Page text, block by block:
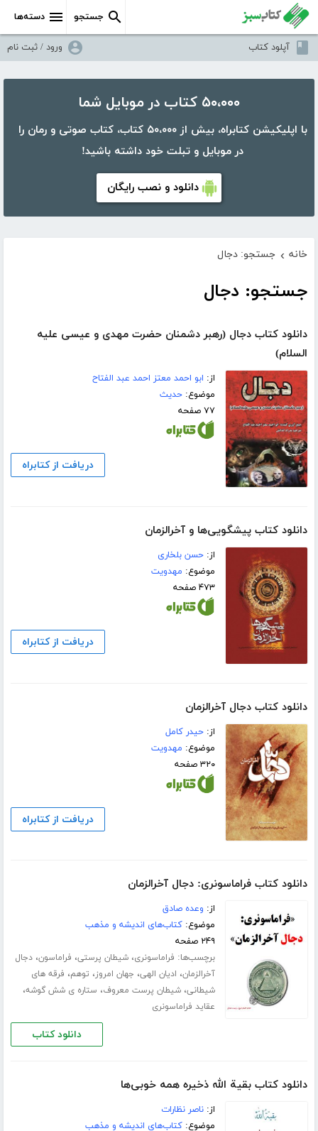
دسته‌ها جستجو
آپلود کتاب ورود / ثبت نام
۵۰،۰۰۰ کتاب در موبایل شما
با اپلیکیشن کتابراه، بیش از ۵۰،۰۰۰ کتاب، کتاب صوتی و رمان را
در موبایل و تبلت خود داشته باشید!
دانلود و نصب رایگان
خانه › جستجو: دجال
جستجو: دجال
دانلود کتاب دجال (رهبر دشمنان حضرت مهدی و عیسی علیه
السلام)
از: ابو احمد معتز احمد عبد الفتاح
موضوع:حدیث
۷۷ صفحه
دریافت از کتابراه
دانلود کتاب پیشگویی‌ها و آخرالزمان
از:حسن بلخاری
موضوع: مهدویت
۴۷۳ صفحه
دریافت از کتابراه
دانلود کتاب دجال آخرالزمان
از:حیدر کامل
موضوع: مهدویت
۳۲۰ صفحه
دریافت از کتابراه
دانلود کتاب فراماسونری: دجال آخرالزمان
از: وعده صادق
موضوع:کتاب‌های اندیشه و مذهب
۲۴۹ صفحه
برچسب‌ها: فراماسونری،شیطان پرستی، فراماسون،دجال
آخرالزمان، ادیان الهی، جهان امروز، توهم، فرقه های
شیطانی،شیطان پرست معروف، ستاره ی شش گوشه،
عقاید فراماسونری
دانلود کتاب
دانلود کتاب بقیة الله ذخیره همه خوبی‌ها
از:ناصر نظارات
موضوع:کتاب‌های اندیشه و مذهب